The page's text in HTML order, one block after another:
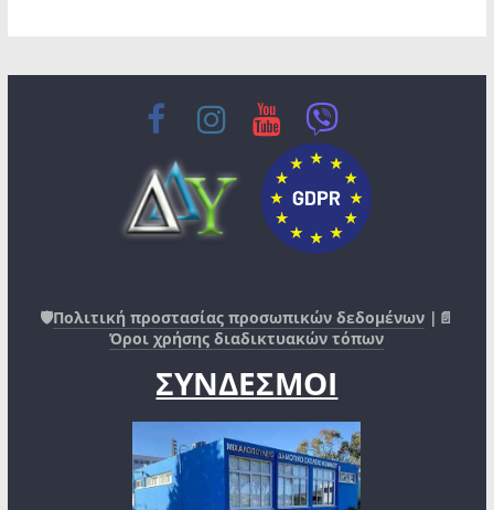
🛡️Πολιτική προστασίας προσωπικών δεδομένων |📄
Όροι χρήσης διαδικτυακών τόπων
ΣΥΝΔΕΣΜΟΙ